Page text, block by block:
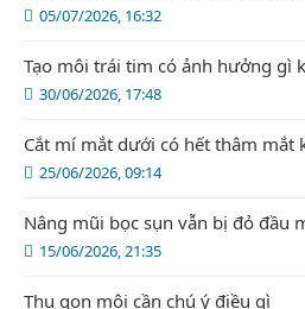
05/07/2026, 16:32
30/06/2026, 17:48
Tạo môi trái tim có ảnh hưởng gì
25/06/2026, 09:14
Cắt mí mắt dưới có hết thâm mắt
15/06/2026, 21:35
Nâng mũi bọc sụn vẫn bị đỏ đầu
Thu gọn môi cần chú ý điều gì